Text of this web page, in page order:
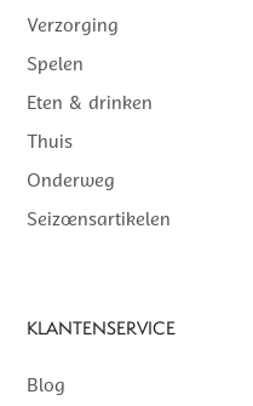
Verzorging
Spelen
Eten & drinken
Thuis
Onderweg
Seizoensartikelen
KLANTENSERVICE
Blog